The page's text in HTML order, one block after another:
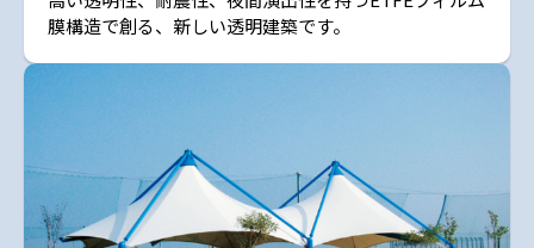
膜構造で創る、新しい透明建築です。